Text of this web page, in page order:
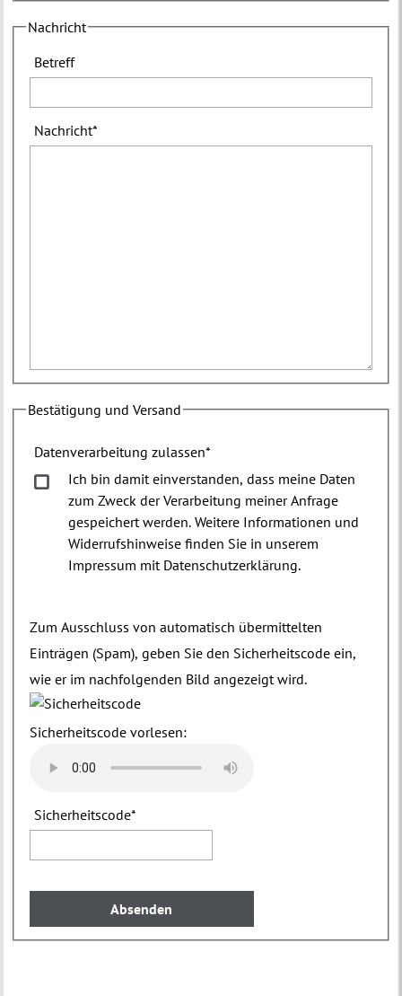
Nachricht
Betreff
Nachricht*
Bestätigung und Versand
Datenverarbeitung zulassen*
Ich bin damit einverstanden, dass meine Daten
zum Zweck der Verarbeitung meiner Anfrage
gespeichert werden. Weitere Informationen und
Widerrufshinweise finden Sie in unserem
Impressum mit Datenschutzerklärung.
Zum Ausschluss von automatisch übermittelten
Einträgen (Spam), geben Sie den Sicherheitscode ein,
wie er im nachfolgenden Bild angezeigt wird.
Sicherheitscode vorlesen:
Sicherheitscode*